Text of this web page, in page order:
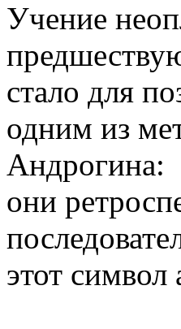
Учение
стало для
одним из
Андрогина:
они
этот